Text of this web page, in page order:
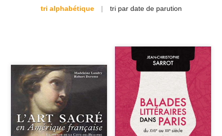
tri alphabétique | tri par date de parution